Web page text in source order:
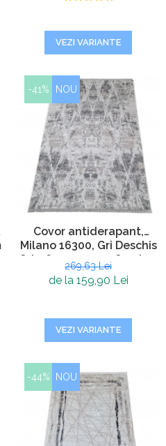
VEZI VARIANTE
-41% NOU
Covor antiderapant,
Milano 16300, Gri Deschis
Gri, 160 x 230 cm, Grosime
4 mm
269,63 Lei
de la 159,90 Lei
VEZI VARIANTE
-44% NOU